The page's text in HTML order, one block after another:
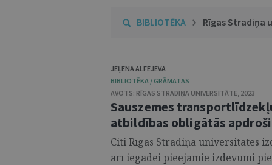
BIBLIOTĒKA Rīgas Stradiņa
JEĻENA ALFEJEVA
BIBLIOTĒKA / GRĀMATAS
AVOTS: RĪGAS STRADIŅA UNIVERSITĀTE, 2023
Sauszemes
atbildības obligātās
Citi Rīgas Stradiņa universitātes
arī iegādei pieejamie izdevumi